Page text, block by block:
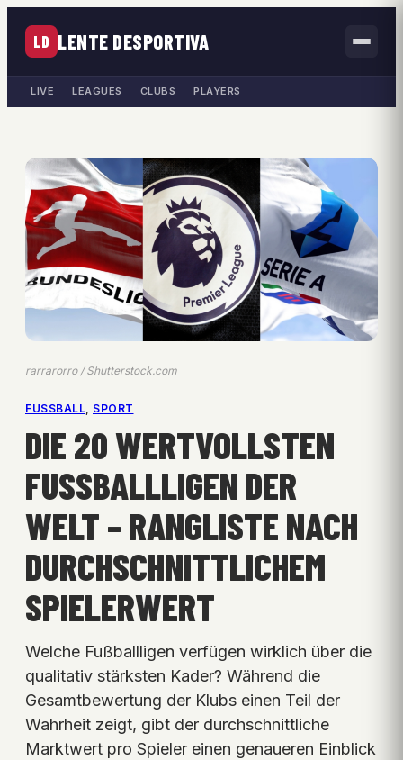
LD LENTE DESPORTIVA
LIVE LEAGUES CLUBS PLAYERS
rarrarorro / Shutterstock.com
FUSSBALL , SPORT
DIE 20 WERTVOLLSTEN
FUSSBALLLIGEN DER W
ELT – RANGLISTE NACH D
URCHSCHNITTLICHEM S
PIELERWERT
Welche Fußballligen verfügen wirklich über die
qualitativ stärksten Kader? Während die
Gesamtbewertung der Klubs einen Teil der
Wahrheit zeigt, gibt der durchschnittliche
Marktwert pro Spieler einen genaueren Einblick